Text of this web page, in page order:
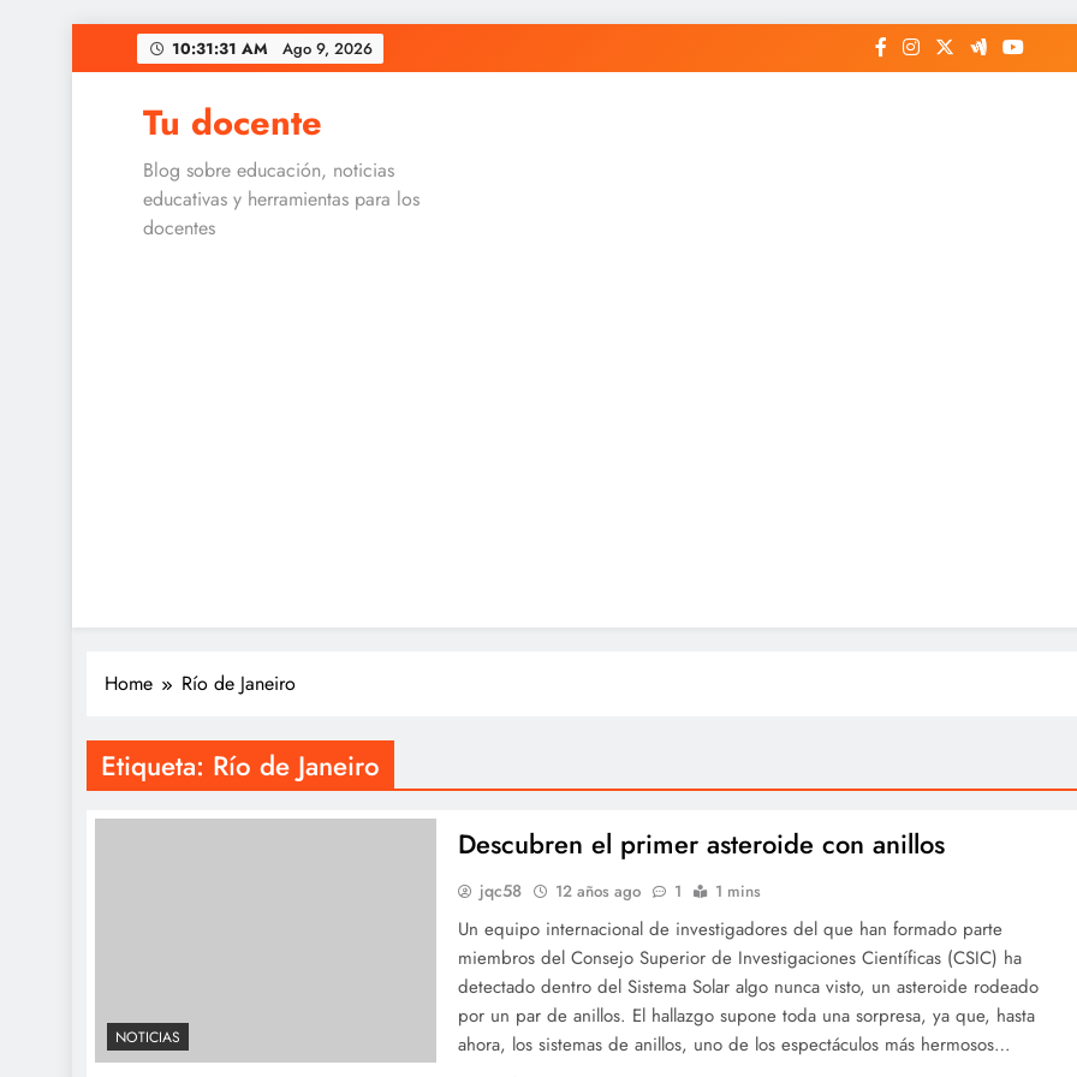
to
10:31:31 AM Ago 9, 2026
Tu docente
Blog sobre educación, noticias
educativas y herramientas para los
docentes
Home Río de Janeiro
Etiqueta: Río de Janeiro
NOTICIAS
Descubren el primer asteroide con anillos
jqc58 12 años ago 1 1 mins
Un equipo internacional de investigadores del que han formado parte
miembros del Consejo Superior de Investigaciones Científicas (CSIC) ha
detectado dentro del Sistema Solar algo nunca visto, un asteroide rodeado
por un par de anillos. El hallazgo supone toda una sorpresa, ya que, hasta
ahora, los sistemas de anillos, uno de los espectáculos más hermosos…